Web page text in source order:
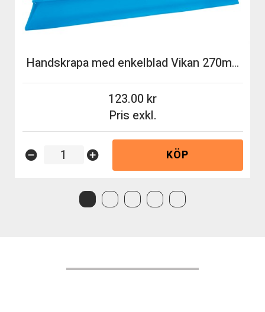
Handskrapa med enkelblad Vikan 270mm blå
Pris exkl.
123.00
remove_circle add_circle KÖP